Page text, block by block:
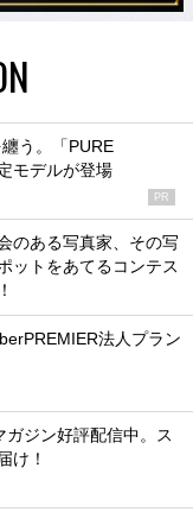
う。「PURE
モデルが登場
PR
のある写真家、その写
ットをあてるコンテス
法人プラン
ガジン好評配信中。ス
け！